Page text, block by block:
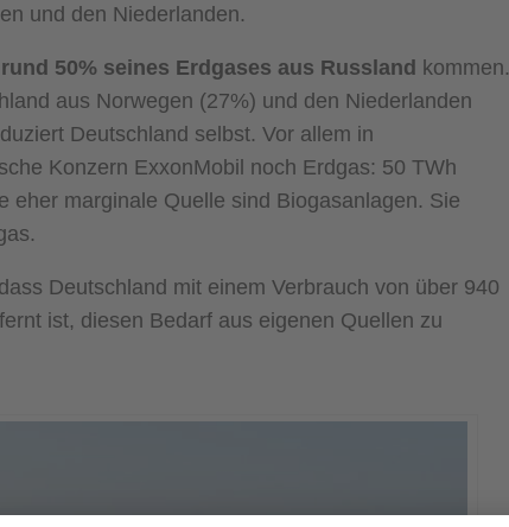
und den Niederlanden.
rund 50% seines Erdgases aus Russland kommen.
aus Norwegen (27%) und den Niederlanden
Deutschland selbst. Vor allem in
Konzern ExxonMobil noch Erdgas: 50 TWh
eher marginale Quelle sind Biogasanlagen. Sie
Deutschland mit einem Verbrauch von über 940
ist, diesen Bedarf aus eigenen Quellen zu